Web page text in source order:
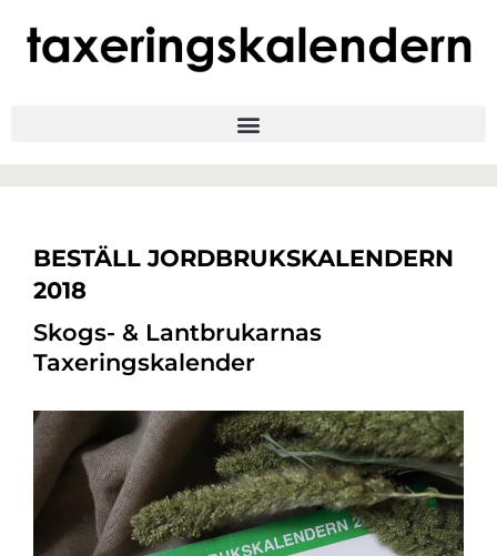
BESTÄLL JORDBRUKSKALENDERN
2018
Skogs- & Lantbrukarnas
Taxeringskalender